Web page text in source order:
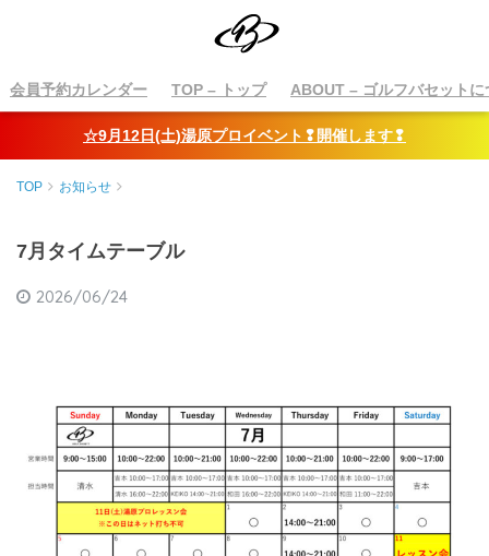
会員予約カレンダー TOP – トップ ABOUT – ゴルフバセットに
☆9月12日(土)湯原プロイベント❢開催します❢
TOP お知らせ
7月タイムテーブル
2026/06/24